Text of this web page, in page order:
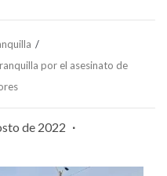
por el asesinato de
de 2022